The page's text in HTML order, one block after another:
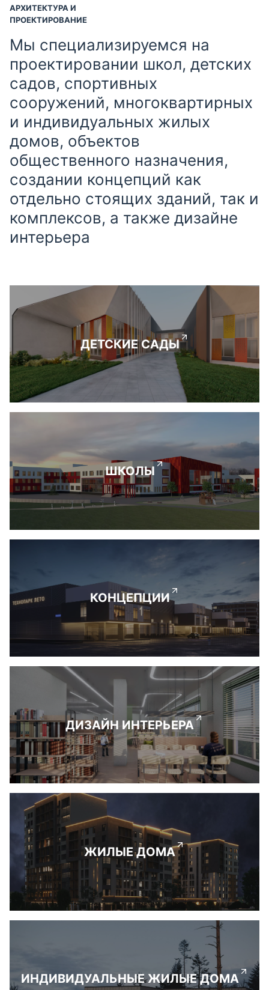
АРХИТЕКТУРА И
ПРОЕКТИРОВАНИЕ
Мы специализируемся на
проектировании школ, детских
садов, спортивных
сооружений, многоквартирных
и индивидуальных жилых
домов, объектов
общественного назначения,
создании концепций как
отдельно стоящих зданий, так и
комплексов, а также дизайне
интерьера
ДЕТСКИЕ САДЫ
ШКОЛЫ
КОНЦЕПЦИИ
ДИЗАЙН ИНТЕРЬЕРА
ЖИЛЫЕ ДОМА
ИНДИВИДУАЛЬНЫЕ ЖИЛЫЕ ДОМА